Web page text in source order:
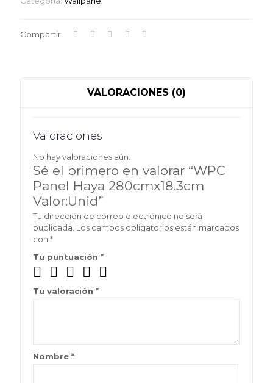
Compartir
VALORACIONES (0)
Valoraciones
No hay valoraciones aún.
Sé el primero en valorar “WPC
Panel Haya 280cmx18.3cm
Valor:Unid”
Tu dirección de correo electrónico no será
publicada. Los campos obligatorios están marcados
con *
Tu puntuación *
Tu valoración *
Nombre *